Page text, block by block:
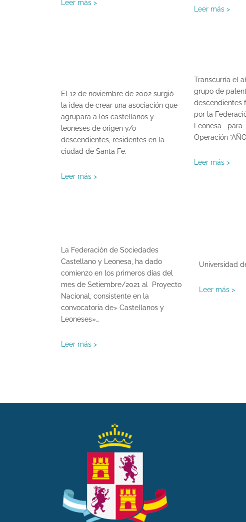
Leer más >
Leer más >
El 12 de noviembre de 2002 surgió
la idea de crear una asociación que
agrupara a los castellanos y
leoneses de origen y/o
descendientes, residentes en la
ciudad de Santa Fe.
Leer más >
Transcurría el
grupo de
descendientes
por la
Leonesa para
Operación
Leer más >
La Federación de Sociedades
Castellano y Leonesa, ha dado
comienzo en los primeros días del
mes de Setiembre/2021 al Proyecto
Nacional, consistente en la
convocatoria de» Castellanos y
Leoneses»…
Leer más >
Universidad
Leer más >